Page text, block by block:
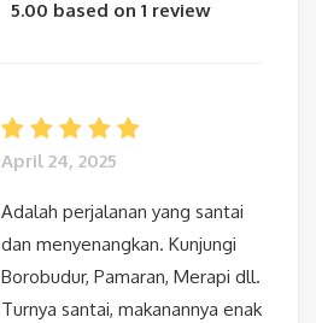
5.00 based on 1 review
April 24, 2025
Adalah perjalanan yang santai
dan menyenangkan. Kunjungi
Borobudur, Pamaran, Merapi dll.
Turnya santai, makanannya enak